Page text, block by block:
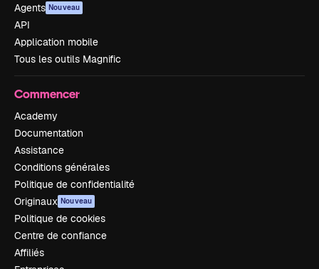
Agents Nouveau
API
Application mobile
Tous les outils Magnific
Commencer
Academy
Documentation
Assistance
Conditions générales
Politique de confidentialité
Originaux Nouveau
Politique de cookies
Centre de confiance
Affiliés